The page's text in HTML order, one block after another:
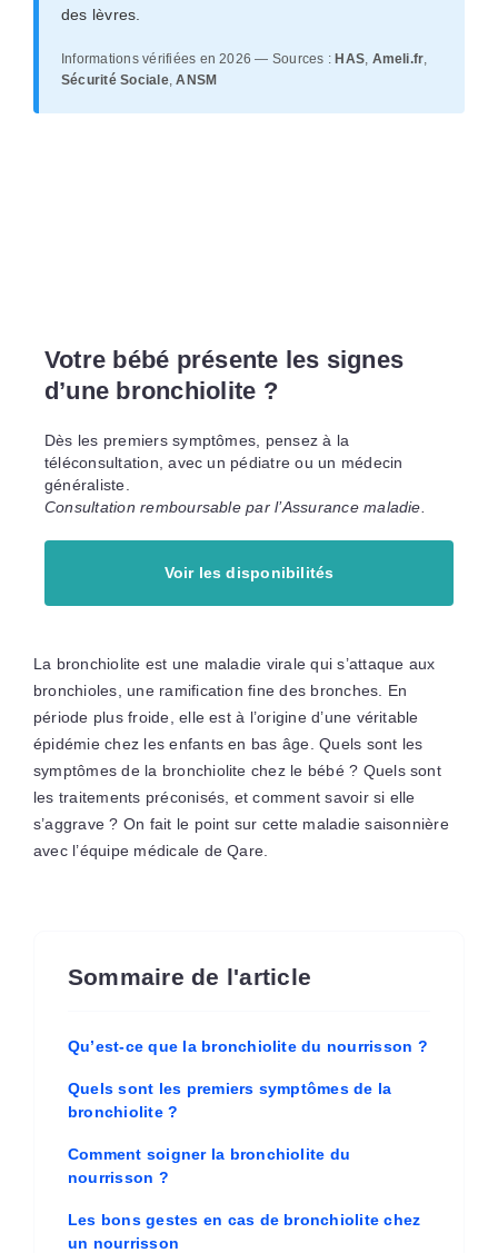
des lèvres.
Informations vérifiées en 2026 — Sources : HAS, Ameli.fr,
Sécurité Sociale,ANSM
Votre bébé présente les signes
d’une bronchiolite ?
Dès les premiers symptômes, pensez à la
téléconsultation, avec un pédiatre ou un médecin
généraliste.
Consultation remboursable par l’Assurance maladie.
Voir les disponibilités
La bronchiolite est une maladie virale qui s’attaque aux
bronchioles, une ramification fine des bronches. En
période plus froide, elle est à l’origine d’une véritable
épidémie chez les enfants en bas âge. Quels sont les
symptômes de la bronchiolite chez le bébé ? Quels sont
les traitements préconisés, et comment savoir si elle
s’aggrave ? On fait le point sur cette maladie saisonnière
avec l’équipe médicale de Qare.
Sommaire de l'article
Qu’est-ce que la bronchiolite du nourrisson ?
Quels sont les premiers symptômes de la
bronchiolite ?
Comment soigner la bronchiolite du
nourrisson ?
Les bons gestes en cas de bronchiolite chez
un nourrisson